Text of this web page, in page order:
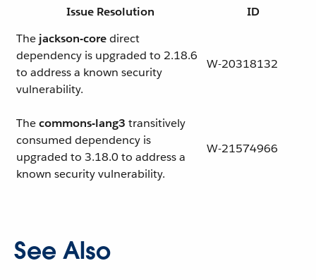
Issue Resolution
ID
The jackson-coredirect
dependency is upgraded to 2.18.6
to address a known security
vulnerability.
W-20318132
Thecommons-lang3 transitively
consumed dependency is
upgraded to 3.18.0 to address a
known security vulnerability.
W-21574966
See Also